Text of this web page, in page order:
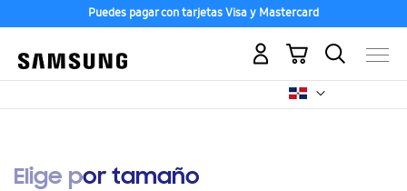
Puedes pagar con tarjetas Visa y Mastercard
Mi carrito
Elige por tamaño